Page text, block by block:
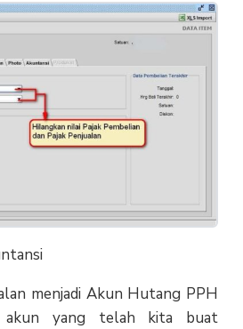
menjadi Akun Hutang PPH
akun yang telah kita buat